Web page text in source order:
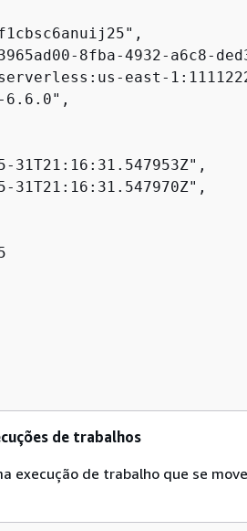
8fba-4932-a6c8-
east-
31T21:16:31.547953Z",
31T21:16:31.547970Z",
de trabalhos
execução de trabalho que se